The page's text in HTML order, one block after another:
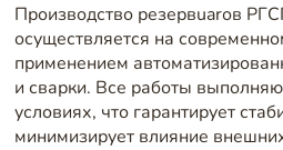
Производство резервuarов
осуществляется на
применением
и сварки. Все работы
условиях, что гарантирует
минимизирует влияние